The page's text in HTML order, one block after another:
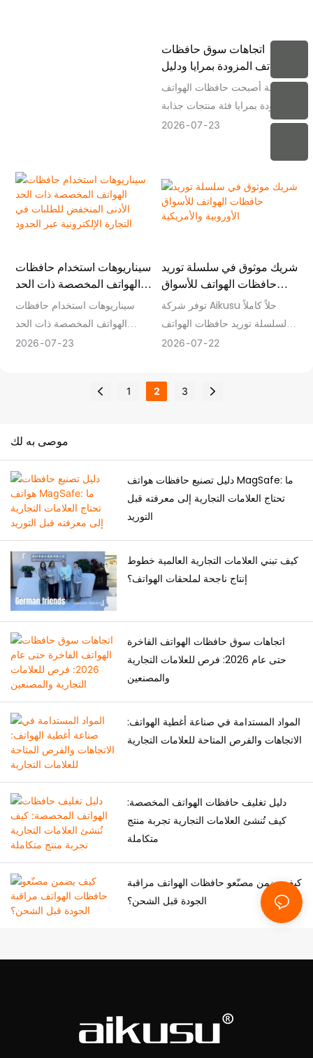
اتجاهات سوق حافظات
الهواتف المزودة بمرايا ودليل
تصنيع المعدات الأصلية
للعلامات التجارية
مقدمة أصبحت حافظات الهواتف
المزودة بمرايا فئة منتجات جذابة
للعلامات التجارية التي تتطلع إلى
مع تزايد اهتمام المستهلكين
بالمنتجات التقنية ذات التوجهات
العصرية، فإن التشطيبات العاكسة
سوق ملحقات الهواتف.
بالنسبة للعلامات التجارية وتجار
الجملة وبائعي التجارة الإلكترونية،
يعد اختيار شركة تصنيع أغطية
هواتف ذات خبرة أمرًا ضروريًا
2026 07 23
سيناريوهات استخدام حافظات
الهواتف المخصصة ذات الحد
الأدنى المنخفض للطلبات في
التجارة الإلكترونية عبر الحدود
سيناريوهات استخدام حافظات
الهواتف المخصصة ذات الحد
الأدنى المنخفض للطلبات في
2026 07 23
شريك موثوق في سلسلة توريد
حافظات الهواتف للأسواق
الأوروبية والأمريكية
توفر شركة Aikusu حلاً كاملاً
لسلسلة توريد حافظات الهواتف
للأسواق الأوروبية والأمريكية،
المخصصة، والتصنيع المتكامل،
2026 07 22
1 2 3
موصى به لك
دليل تصنيع حافظات هواتف MagSafe: ما
تحتاج العلامات التجارية إلى معرفته قبل
التوريد
كيف تبني العلامات التجارية العالمية خطوط
إنتاج ناجحة لملحقات الهواتف؟
اتجاهات سوق حافظات الهواتف الفاخرة
حتى عام 2026: فرص للعلامات التجارية
والمصنعين
المواد المستدامة في صناعة أغطية الهواتف:
الاتجاهات والفرص المتاحة للعلامات التجارية
دليل تغليف حافظات الهواتف المخصصة:
كيف تُنشئ العلامات التجارية تجربة منتج
متكاملة
كيف يضمن مصنّعو حافظات الهواتف مراقبة
الجودة قبل الشحن؟